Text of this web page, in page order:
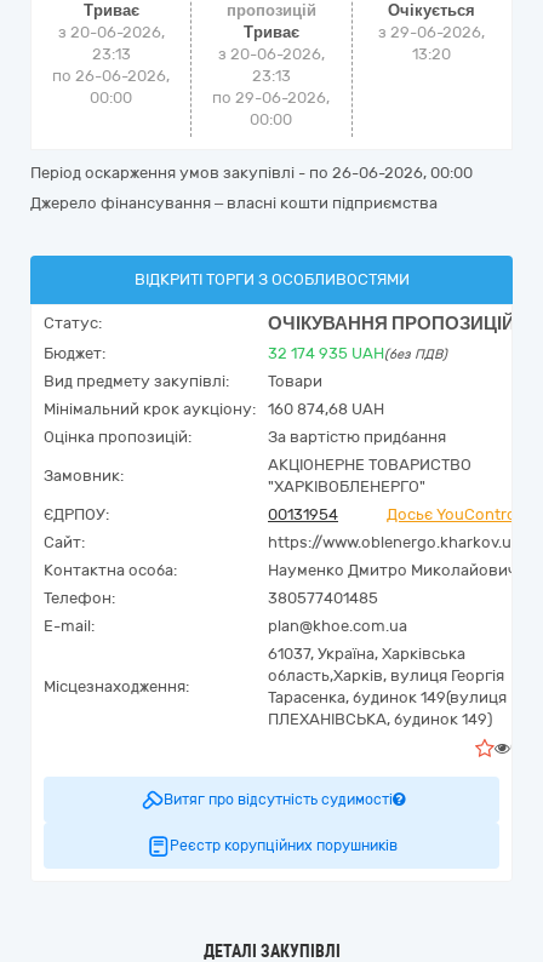
Триває
з 20-06-2026,
23:13
по 26-06-2026,
00:00
пропозицій
Триває
з 20-06-2026,
23:13
по 29-06-2026,
00:00
Очікується
з29-06-2026,
13:20
Період оскарження умов закупівлі - по 26-06-2026, 00:00
Джерело фінансування – власні кошти підприємства
ВІДКРИТІ ТОРГИ З ОСОБЛИВОСТЯМИ
Статус: ОЧІКУВАННЯ ПРОПОЗИЦІЙ
Бюджет: 32 174 935 UAH(без ПДВ)
Вид предмету закупівлі:
Товари
Мінімальний крок аукціону:
160 874,68 UAH
Оцінка пропозицій:
За вартістю придбання
Замовник:
АКЦІОНЕРНЕ ТОВАРИСТВО
"ХАРКІВОБЛЕНЕРГО"
ЄДРПОУ:
00131954
Досьє YouControl
Сайт:
https://www.oblenergo.kharkov.ua
Контактна особа:
Науменко Дмитро Миколайович
Телефон:
380577401485
E-mail:
plan@khoe.com.ua
Місцезнаходження:
61037, Україна, Харківська
область,Харків, вулиця Георгія
Тарасенка, будинок 149(вулиця
ПЛЕХАНІВСЬКА, будинок 149)
0
Витяг про відсутність судимості
Реєстр корупційних порушників
ДЕТАЛІ ЗАКУПІВЛІ